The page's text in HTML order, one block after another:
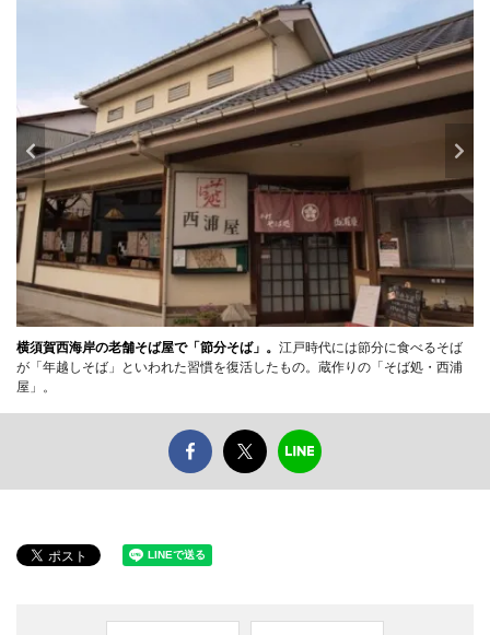
横須賀西海岸の老舗そば屋で「節分そば」。 江戸時代には節分に食べるそば
が「年越しそば」といわれた習慣を復活したもの。蔵作りの「そば処・西浦
屋」。